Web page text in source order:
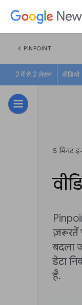
chevron_left PINPOINT
2 में से 2 लेसन
5 मिनट
ज़रूरतें
बदला
डेटा
है.